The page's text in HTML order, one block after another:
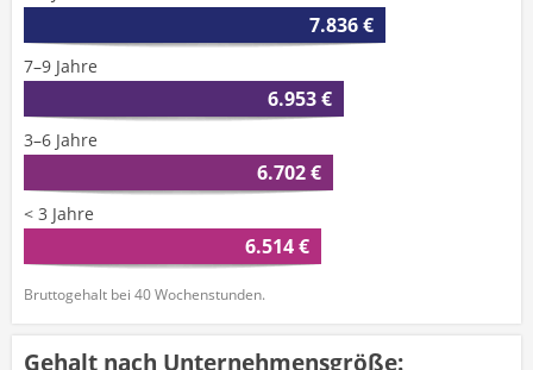
7.836 €
7–9 Jahre
6.953 €
3–6 Jahre
6.702 €
< 3 Jahre
6.514 €
Bruttogehalt bei 40 Wochenstunden.
Gehalt nach Unternehmensgröße: